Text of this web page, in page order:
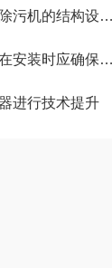
结构设计简洁紧凑
其安装倾角在合理范围内
进行技术提升